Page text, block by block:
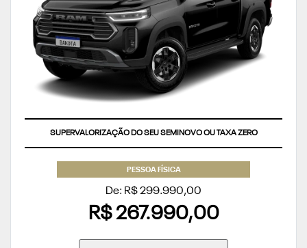
SUPERVALORIZAÇÃO DO SEU SEMINOVO OU TAXA ZERO
PESSOA FÍSICA
De: R$ 299.990,00
R$ 267.990,00